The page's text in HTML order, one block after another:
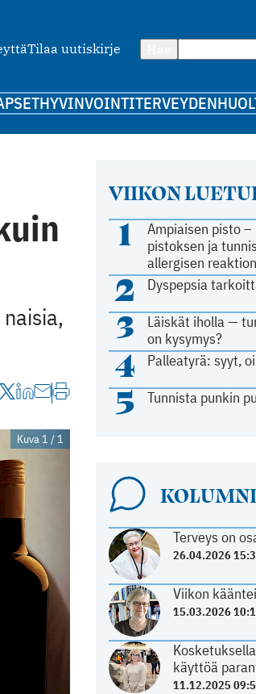
Tilaa uutiskirje
HYVINVOINTI
VIIKON
1
Ampiaisen pisto
pistoksen ja
allergisen reaktion
2 Dyspepsia
3
Läiskät iholla —
on kysymys?
4 Palleatyrä: syyt,
5 Tunnista punkin
KOLUMNI
Terveys on
26.04.2026
Viikon
15.03.2026
käyttöä
11.12.2025
Kuva 1 / 1